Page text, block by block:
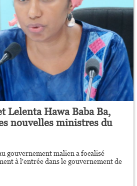
Lelenta Hawa Baba Ba,
nouvelles ministres du
gouvernement malien a focalisé
à l'entrée dans le gouvernement de